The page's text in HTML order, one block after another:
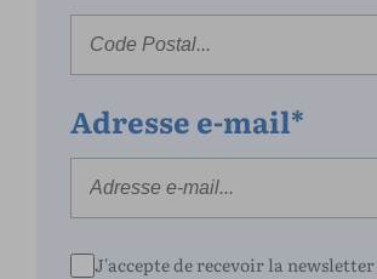
Adresse e-mail*
J'accepte de recevoir la newsletter